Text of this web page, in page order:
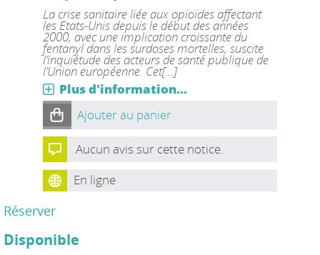
La crise sanitaire liée aux opioïdes affectant
les Etats-Unis depuis le début des années
2000, avec une implication croissante du
fentanyl dans les surdoses mortelles, suscite
l’inquiétude des acteurs de santé publique de
l’Union européenne. Cet[...]
Plus d'information...
Ajouter au panier
Aucun avis sur cette notice.
En ligne
Réserver
Disponible